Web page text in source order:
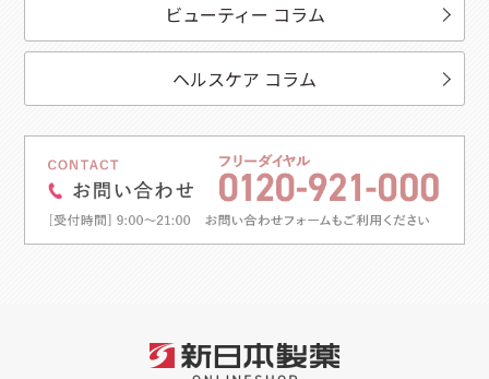
ビューティー コラム
ヘルスケア コラム